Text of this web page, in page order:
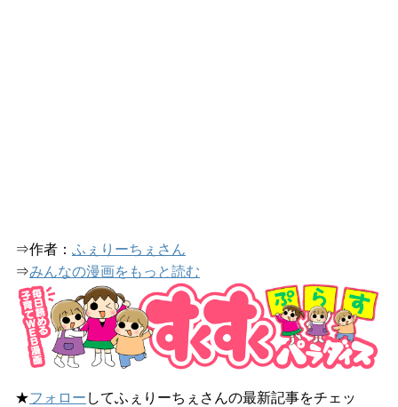
⇒作者： ふぇりーちぇさん
⇒みんなの漫画をもっと読む
★フォロー してふぇりーちぇさんの最新記事をチェッ